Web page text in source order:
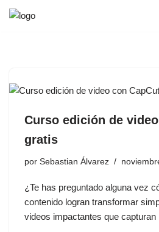
Curso edición de
gratis
por Sebastian Álvarez
¿Te has preguntado alguna vez
contenido logran transformar
videos impactantes que